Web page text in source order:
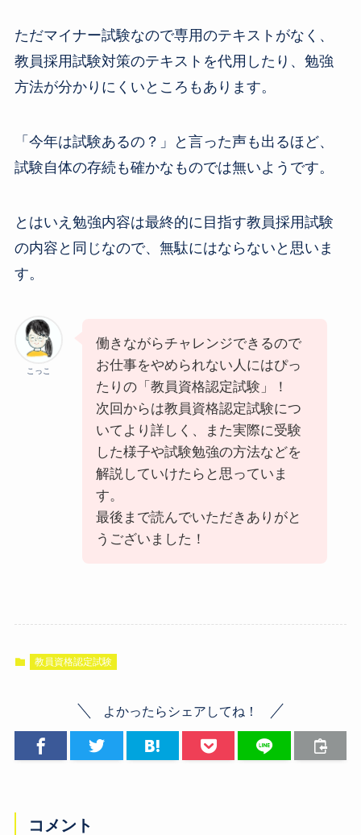
ただマイナー試験なので専用のテキストがなく、
教員採用試験対策のテキストを代用したり、勉強
方法が分かりにくいところもあります。
「今年は試験あるの？」と言った声も出るほど、
試験自体の存続も確かなものでは無いようです。
とはいえ勉強内容は最終的に目指す教員採用試験
の内容と同じなので、無駄にはならないと思いま
す。
こっこ
働きながらチャレンジできるので
お仕事をやめられない人にはぴっ
たりの「教員資格認定試験」！
次回からは教員資格認定試験につ
いてより詳しく、また実際に受験
した様子や試験勉強の方法などを
解説していけたらと思っていま
す。
最後まで読んでいただきありがと
うございました！
教員資格認定試験
よかったらシェアしてね！
コメント